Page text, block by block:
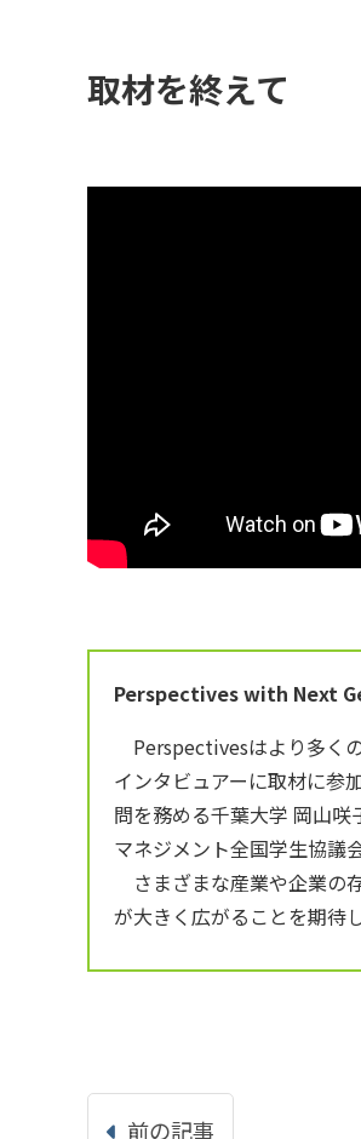
取材を終えて
Perspectives with Next
Perspectivesはより多く
インタビュアーに取材に参
問を務める千葉大学 岡山
マネジメント全国学生協議
さまざまな産業や企業の
が大きく広がることを期待
前の記事